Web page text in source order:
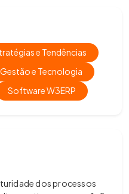
e Tendências
Gestão e Tecnologia
Software W3ERP
dos processos